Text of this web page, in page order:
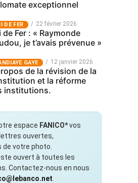
exceptionnel
DE FER 22 février 2026
de Fer : « Raymonde
je t’avais prévenue »
GAYE 12 janvier 2026
de la révision de la
et la réforme
institutions.
espace FANICO*vos
ouvertes,
votre photo.
ouvert à toutes les
Contactez-nous en nous